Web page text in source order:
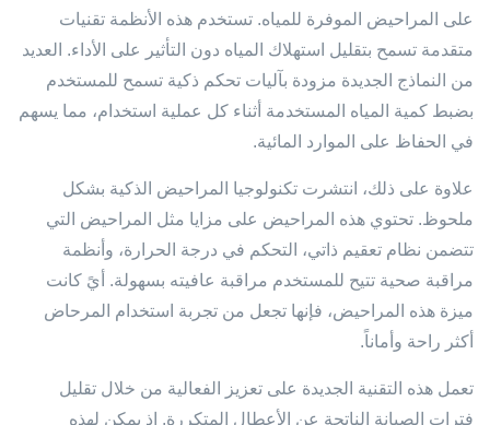
على المراحيض الموفرة للمياه. تستخدم هذه الأنظمة تقنيات
متقدمة تسمح بتقليل استهلاك المياه دون التأثير على الأداء. العديد
من النماذج الجديدة مزودة بآليات تحكم ذكية تسمح للمستخدم
بضبط كمية المياه المستخدمة أثناء كل عملية استخدام، مما يسهم
في الحفاظ على الموارد المائية.
علاوة على ذلك، انتشرت تكنولوجيا المراحيض الذكية بشكل
ملحوظ. تحتوي هذه المراحيض على مزايا مثل المراحيض التي
تتضمن نظام تعقيم ذاتي، التحكم في درجة الحرارة، وأنظمة
مراقبة صحية تتيح للمستخدم مراقبة عافيته بسهولة. أيً كانت
ميزة هذه المراحيض، فإنها تجعل من تجربة استخدام المرحاض
أكثر راحة وأماناً.
تعمل هذه التقنية الجديدة على تعزيز الفعالية من خلال تقليل
فترات الصيانة الناتجة عن الأعطال المتكررة. إذ يمكن لهذه